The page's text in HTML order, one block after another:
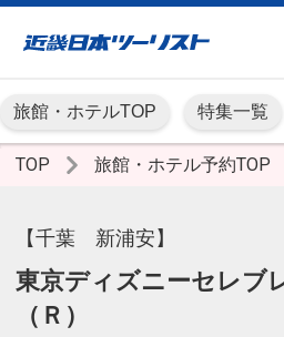
旅館・ホテルTOP 特集一覧
TOP 旅館・ホテル予約TOP
【千葉 新浦安】
東京ディズニーセレブ
（Ｒ）